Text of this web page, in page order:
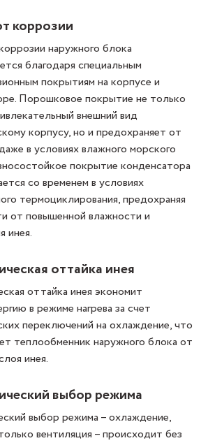
коррозии
наружного блока
благодаря специальным
покрытиям на корпусе и
Порошковое покрытие не только
внешний вид
корпусу, но и предохраняет от
в условиях влажного морского
покрытие конденсатора
со временем в условиях
термоциклирования, предохраняя
от повышенной влажности и
инея.
оттайка инея
оттайка инея экономит
в режиме нагрева за счет
переключений на охлаждение, что
теплообменник наружного блока от
инея.
выбор режима
выбор режима – охлаждение,
вентиляция – происходит без